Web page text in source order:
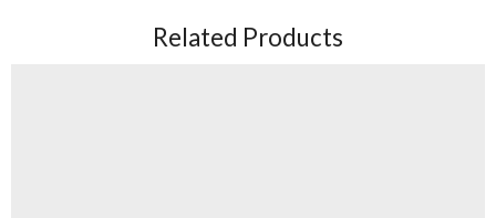
Related Products